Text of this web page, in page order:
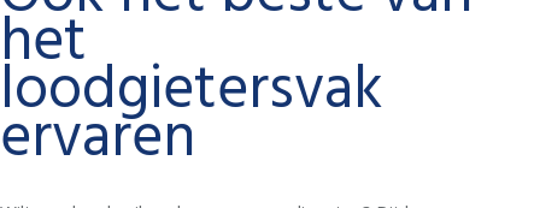
het
loodgietersvak
ervaren